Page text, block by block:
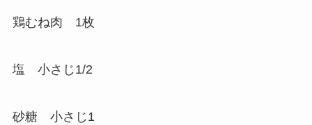
鶏むね肉 1枚
塩 小さじ1/2
砂糖 小さじ1